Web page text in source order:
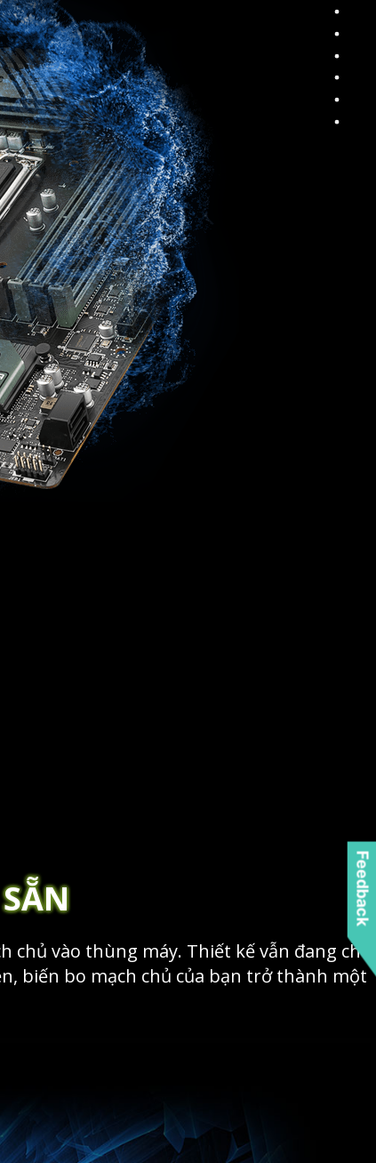
chủ vào thùng máy. Thiết kế vẫn đang chờ
biến bo mạch chủ của bạn trở thành một
Feedback